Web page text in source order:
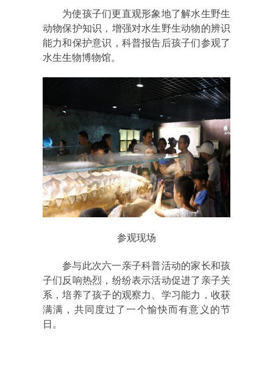
为使孩子们更直观形象地了解水生野生
动物保护知识，增强对水生野生动物的辨识
能力和保护意识，科普报告后孩子们参观了
水生生物博物馆。
参观现场
参与此次六一亲子科普活动的家长和孩
子们反响热烈，纷纷表示活动促进了亲子关
系，培养了孩子的观察力、学习能力，收获
满满， 共同度过了一个愉快而有意义的节
日。